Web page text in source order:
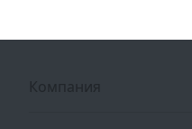
Компания